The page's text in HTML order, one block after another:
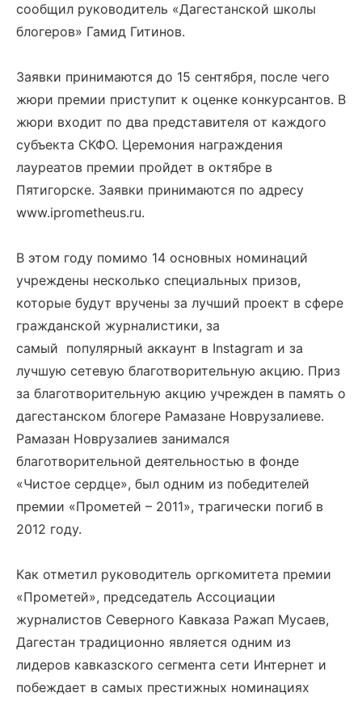
сообщил руководитель «Дагестанской школы
блогеров» Гамид Гитинов.
Заявки принимаются до 15 сентября, после чего
жюри премии приступит к оценке конкурсантов. В
жюри входит по два представителя от каждого
субъекта СКФО. Церемония награждения
лауреатов премии пройдет в октябре в
Пятигорске. Заявки принимаются по адресу
www.iprometheus.ru.
В этом году помимо 14 основных номинаций
учреждены несколько специальных призов,
которые будут вручены за лучший проект в сфере
гражданской журналистики, за
самый популярный аккаунт в Instagram и за
лучшую сетевую благотворительную акцию. Приз
за благотворительную акцию учрежден в память о
дагестанском блогере Рамазане Новрузалиеве.
Рамазан Новрузалиев занимался
благотворительной деятельностью в фонде
«Чистое сердце», был одним из победителей
премии «Прометей – 2011», трагически погиб в
2012 году.
Как отметил руководитель оргкомитета премии
«Прометей», председатель Ассоциации
журналистов Северного Кавказа Ражап Мусаев,
Дагестан традиционно является одним из
лидеров кавказского сегмента сети Интернет и
побеждает в самых престижных номинациях